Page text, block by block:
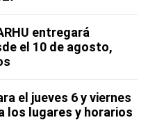
entregará
el 10 de agosto,
el jueves 6 y viernes
los lugares y horarios